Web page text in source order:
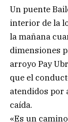
Un puente
interior de la
la mañana
dimensiones
arroyo Pay
que el
atendidos por
caída.
«Es un